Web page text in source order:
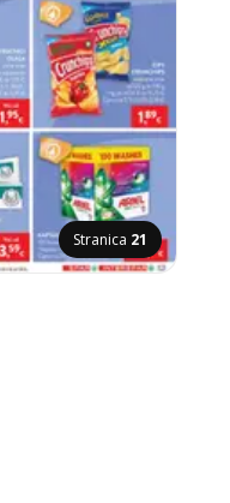
Stranica 21